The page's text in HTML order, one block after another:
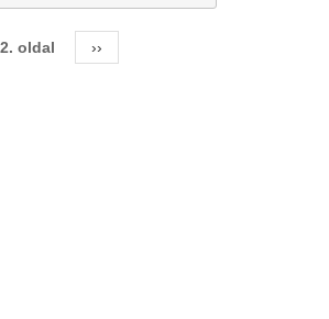
2. oldal
Következő
oldal
››